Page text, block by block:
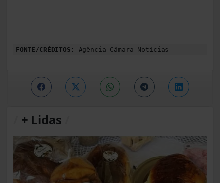
FONTE/CRÉDITOS: Agência Câmara Notícias
+ Lidas